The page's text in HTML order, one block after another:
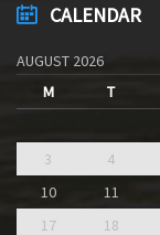
CALENDAR
AUGUST 2026
M
T
3
4
10
11
17
18